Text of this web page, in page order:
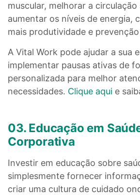
muscular, melhorar a circulação
aumentar os níveis de energia,
mais produtividade e
A Vital Work pode ajudar a sua
implementar pausas ativas de
personalizada para melhor
necessidades. Clique aqui e
03. Educação em
Corporativa
Investir em educação sobre
simplesmente fornecer
criar uma cultura de cuidado